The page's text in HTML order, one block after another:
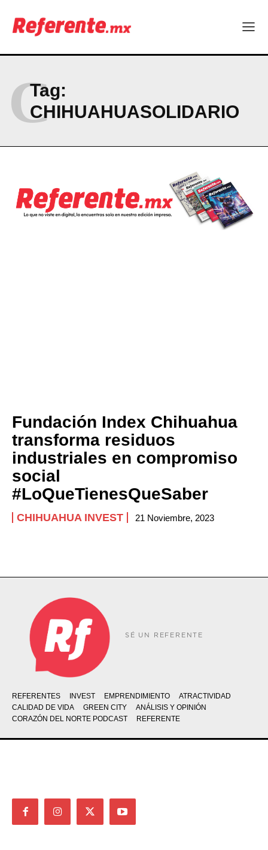
PRIVACY POLICY
NEWSLETTER
Tag:
CHIHUAHUASOLIDARIO
C
Fundación Index Chihuahua
transforma residuos
industriales en compromiso
social
#LoQueTienesQueSaber
CHIHUAHUA INVEST 21 Noviembre, 2023
SÉ UN REFERENTE
REFERENTES INVEST EMPRENDIMIENTO
ATRACTIVIDAD
CALIDAD DE VIDA
GREEN CITY
ANÁLISIS Y OPINIÓN
CORAZÓN DEL NORTE PODCAST
REFERENTE